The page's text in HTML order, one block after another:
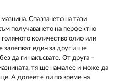
Спазването на тази
получаването на перфектно
количество олио или
един за друг и ще
да ги накъсвате. От друга –
тя ще намалее и може да
А долеете ли по време на